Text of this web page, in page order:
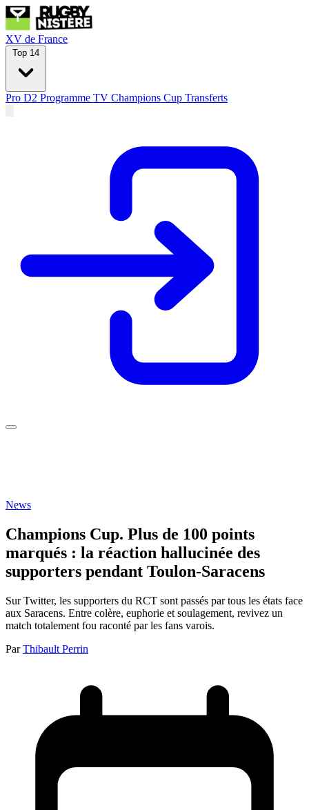
XV de France
Top 14
Pro D2 Programme TV Champions Cup Transferts
News
Champions Cup. Plus de 100 points
marqués : la réaction hallucinée des
supporters pendant Toulon-Saracens
Sur Twitter, les supporters du RCT sont passés par tous les états face
aux Saracens. Entre colère, euphorie et soulagement, revivez un
match totalement fou raconté par les fans varois.
Par Thibault Perrin